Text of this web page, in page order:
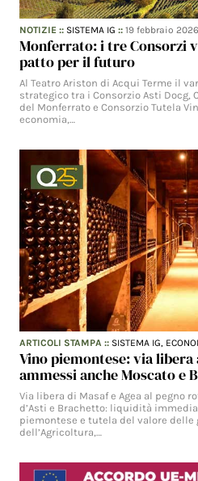
NOTIZIE :: SISTEMA IG ::19 febbraio 2026
Monferrato: i tre Consorzi
patto per il futuro
Al Teatro Ariston di Acqui Terme il
strategico tra i Consorzio Asti Docg,
del Monferrato e Consorzio Tutela
economia,…
ARTICOLI STAMPA :: SISTEMA IG,
Vino piemontese: via
ammessi anche Moscato e
Via libera di Masaf e Agea al pegno
d’Asti e Brachetto: liquidità
piemontese e tutela del valore delle
dell’Agricoltura,…